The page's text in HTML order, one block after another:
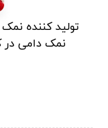
تولید کننده